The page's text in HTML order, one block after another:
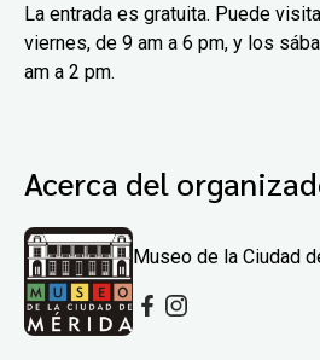
La entrada es gratuita. Puede
viernes, de 9 am a 6 pm, y los
am a 2 pm.
Acerca del
Museo de la Ciudad